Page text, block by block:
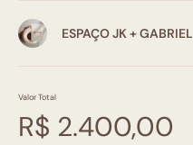
ESPAÇO JK + GABRIEL
Valor Total
R$ 2.400,00